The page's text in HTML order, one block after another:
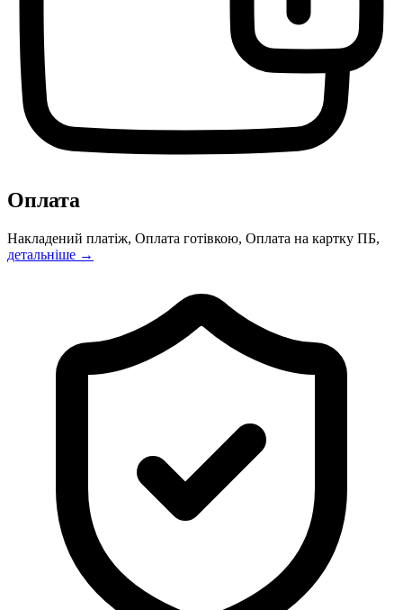
Оплата
Накладений платіж, Оплата готівкою, Оплата на картку ПБ,
детальніше →